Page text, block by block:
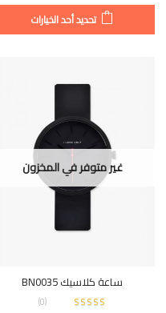
تحديد أحد الخيارات
غير متوفر في المخزون
ساعة كلاسيك BN0035
(
0
)